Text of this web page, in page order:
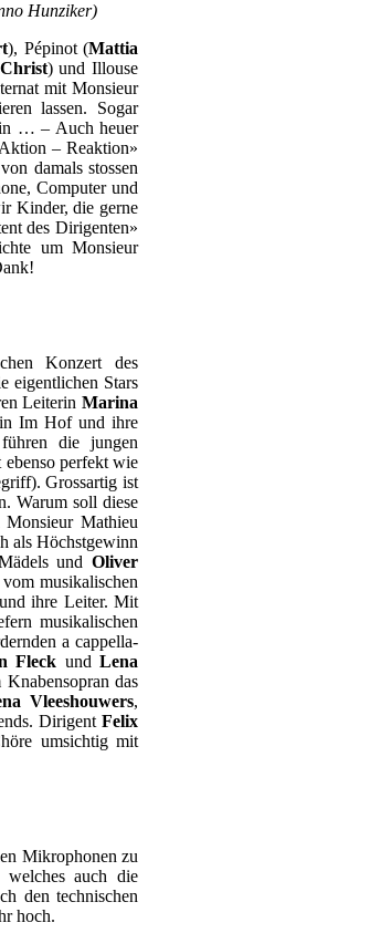
Hunziker)
), Pépinot (Mattia
) und Illouse
mit Monsieur
lassen. Sogar
… – Auch heuer
– Reaktion»
damals stossen
Computer und
Kinder, die gerne
des Dirigenten»
um Monsieur
Konzert des
eigentlichen Stars
LeiterinMarina
Im Hof und ihre
die jungen
ebenso perfekt wie
Grossartig ist
Warum soll diese
Mathieu
als Höchstgewinn
undOliver
musikalischen
ihre Leiter. Mit
musikalischen
a cappella-
Fleck und Lena
das
Vleeshouwers,
DirigentFelix
umsichtig mit
Mikrophonen zu
welches auch die
den technischen
hoch.